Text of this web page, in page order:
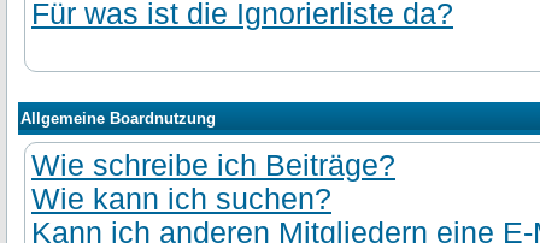
Für was ist die Ignorierliste da?
Allgemeine Boardnutzung
Wie schreibe ich Beiträge?
Wie kann ich suchen?
Kann ich anderen Mitgliedern eine